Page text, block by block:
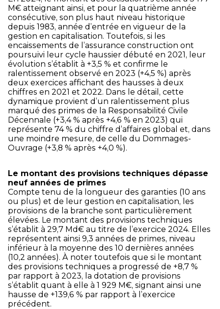
M€ atteignant ainsi, et pour la quatrième année
consécutive, son plus haut niveau historique
depuis 1983, année d’entrée en vigueur de la
gestion en capitalisation. Toutefois, si les
encaissements de l’assurance construction ont
poursuivi leur cycle haussier débuté en 2021, leur
évolution s’établit à +3,5 % et confirme le
ralentissement observé en 2023 (+4,5 %) après
deux exercices affichant des hausses à deux
chiffres en 2021 et 2022. Dans le détail, cette
dynamique provient d’un ralentissement plus
marqué des primes de la Responsabilité Civile
Décennale (+3,4 % après +4,6 % en 2023) qui
représente 74 % du chiffre d’affaires global et, dans
une moindre mesure, de celle du Dommages-
Ouvrage (+3,8 % après +4,0 %).
Le montant des provisions techniques dépasse
neuf années de primes
Compte tenu de la longueur des garanties (10 ans
ou plus) et de leur gestion en capitalisation, les
provisions de la branche sont particulièrement
élevées. Le montant des provisions techniques
s’établit à 29,7 Md€ au titre de l’exercice 2024. Elles
représentent ainsi 9,3 années de primes, niveau
inférieur à la moyenne des 10 dernières années
(10,2 années). À noter toutefois que si le montant
des provisions techniques a progressé de +8,7 %
par rapport à 2023, la dotation de provisions
s’établit quant à elle à 1 929 M€, signant ainsi une
hausse de +139,6 % par rapport à l’exercice
précédent.